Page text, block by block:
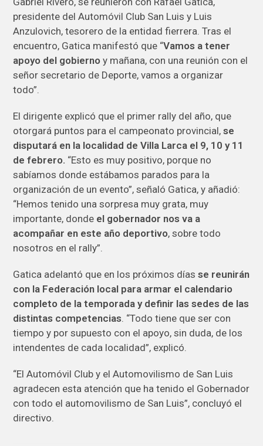
presidente del Automóvil Club San Luis y Luis
Anzulovich, tesorero de la entidad fierrera. Tras el
encuentro, Gatica manifestó que “Vamos a tener
apoyo del gobierno y mañana, con una reunión con el
señor secretario de Deporte, vamos a organizar
todo”.
El dirigente explicó que el primer rally del año, que
otorgará puntos para el campeonato provincial,se
disputará en la localidad de Villa Larca el 9, 10 y 11
de febrero. “Esto es muy positivo, porque no
sabíamos donde estábamos parados para la
organización de un evento”, señaló Gatica, y añadió:
“Hemos tenido una sorpresa muy grata, muy
importante, donde el gobernador nos va a
acompañar en este año deportivo, sobre todo
nosotros en el rally”.
Gatica adelantó que en los próximos días se reunirán
con la Federación local para armar el calendario
completo de la temporada y definir las sedes de las
distintas competencias. “Todo tiene que ser con
tiempo y por supuesto con el apoyo, sin duda, de los
intendentes de cada localidad”, explicó.
“El Automóvil Club y el Automovilismo de San Luis
agradecen esta atención que ha tenido el Gobernador
con todo el automovilismo de San Luis”, concluyó el
directivo.